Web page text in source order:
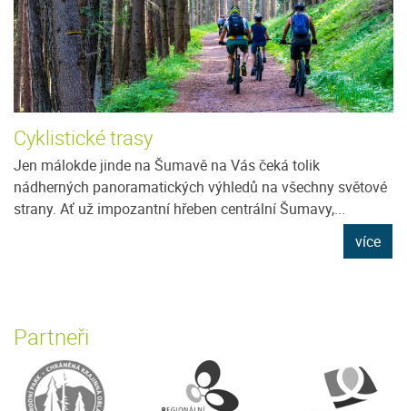
Cyklistické trasy
Jen málokde jinde na Šumavě na Vás čeká tolik
nádherných panoramatických výhledů na všechny světové
strany. Ať už impozantní hřeben centrální Šumavy,...
více
Partneři